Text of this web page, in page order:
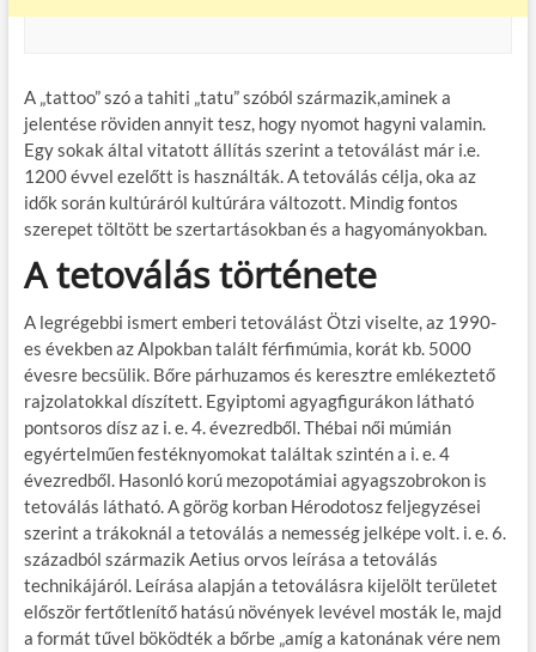
A „tattoo” szó a tahiti „tatu” szóból származik,aminek a
jelentése röviden annyit tesz, hogy nyomot hagyni valamin.
Egy sokak által vitatott állítás szerint a tetoválást már i.e.
1200 évvel ezelőtt is használták. A tetoválás célja, oka az
idők során kultúráról kultúrára változott. Mindig fontos
szerepet töltött be szertartásokban és a hagyományokban.
A tetoválás története
A legrégebbi ismert emberi tetoválást Ötzi viselte, az 1990-
es években az Alpokban talált férfimúmia, korát kb. 5000
évesre becsülik. Bőre párhuzamos és keresztre emlékeztető
rajzolatokkal díszített. Egyiptomi agyagfigurákon látható
pontsoros dísz az i. e. 4. évezredből. Thébai női múmián
egyértelműen festéknyomokat találtak szintén a i. e. 4
évezredből. Hasonló korú mezopotámiai agyagszobrokon is
tetoválás látható. A görög korban Hérodotosz feljegyzései
szerint a trákoknál a tetoválás a nemesség jelképe volt. i. e. 6.
századból származik Aetius orvos leírása a tetoválás
technikájáról. Leírása alapján a tetoválásra kijelölt területet
először fertőtlenítő hatású növények levével mosták le, majd
a formát tűvel böködték a bőrbe „amíg a katonának vére nem